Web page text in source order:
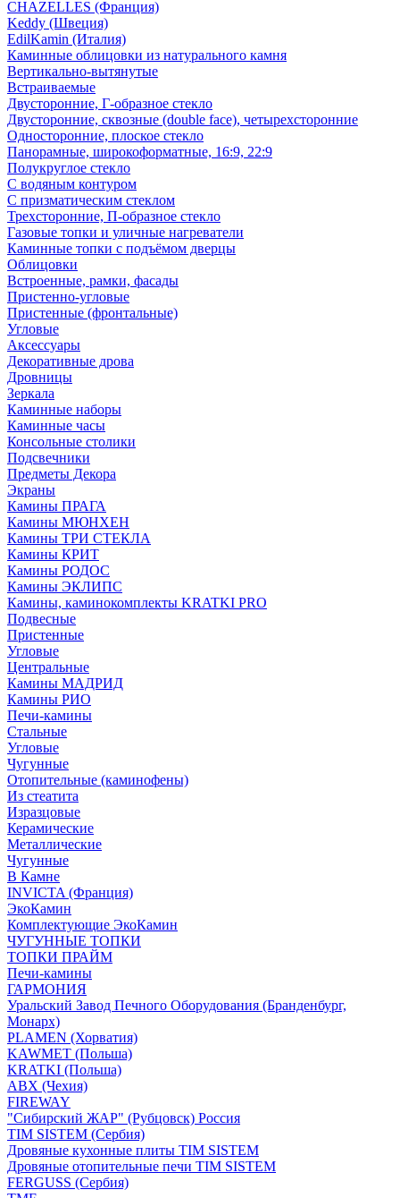
CHAZELLES (Франция)
Keddy (Швеция)
EdilKamin (Италия)
Каминные облицовки из натурального камня
Вертикально-вытянутые
Встраиваемые
Двусторонние, Г-образное стекло
Двусторонние, сквозные (double face), четырехсторонние
Односторонние, плоское стекло
Панорамные, широкоформатные, 16:9, 22:9
Полукруглое стекло
С водяным контуром
С призматическим стеклом
Трехсторонние, П-образное стекло
Газовые топки и уличные нагреватели
Каминные топки с подъёмом дверцы
Облицовки
Встроенные, рамки, фасады
Пристенно-угловые
Пристенные (фронтальные)
Угловые
Аксессуары
Декоративные дрова
Дровницы
Зеркала
Каминные наборы
Каминные часы
Консольные столики
Подсвечники
Предметы Декора
Экраны
Камины ПРАГА
Камины МЮНХЕН
Камины ТРИ СТЕКЛА
Камины КРИТ
Камины РОДОС
Камины ЭКЛИПС
Камины, каминокомплекты KRATKI PRO
Подвесные
Пристенные
Угловые
Центральные
Камины МАДРИД
Камины РИО
Печи-камины
Стальные
Угловые
Чугунные
Отопительные (каминофены)
Из стеатита
Изразцовые
Керамические
Металлические
Чугунные
В Камне
INVICTA (Франция)
ЭкоКамин
Комплектующие ЭкоКамин
ЧУГУННЫЕ ТОПКИ
ТОПКИ ПРАЙМ
Печи-камины
ГАРМОНИЯ
Уральский Завод Печного Оборудования (Бранденбург,
Монарх)
PLAMEN (Хорватия)
KAWMET (Польша)
KRATKI (Польша)
ABX (Чехия)
FIREWAY
"Сибирский ЖАР" (Рубцовск) Россия
TIM SISTEM (Сербия)
Дровяные кухонные плиты TIM SISTEM
Дровяные отопительные печи TIM SISTEM
FERGUSS (Сербия)